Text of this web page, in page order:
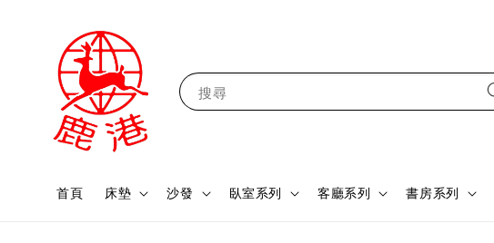
搜尋
首頁 床墊 沙發 臥室系列 客廳系列 書房系列